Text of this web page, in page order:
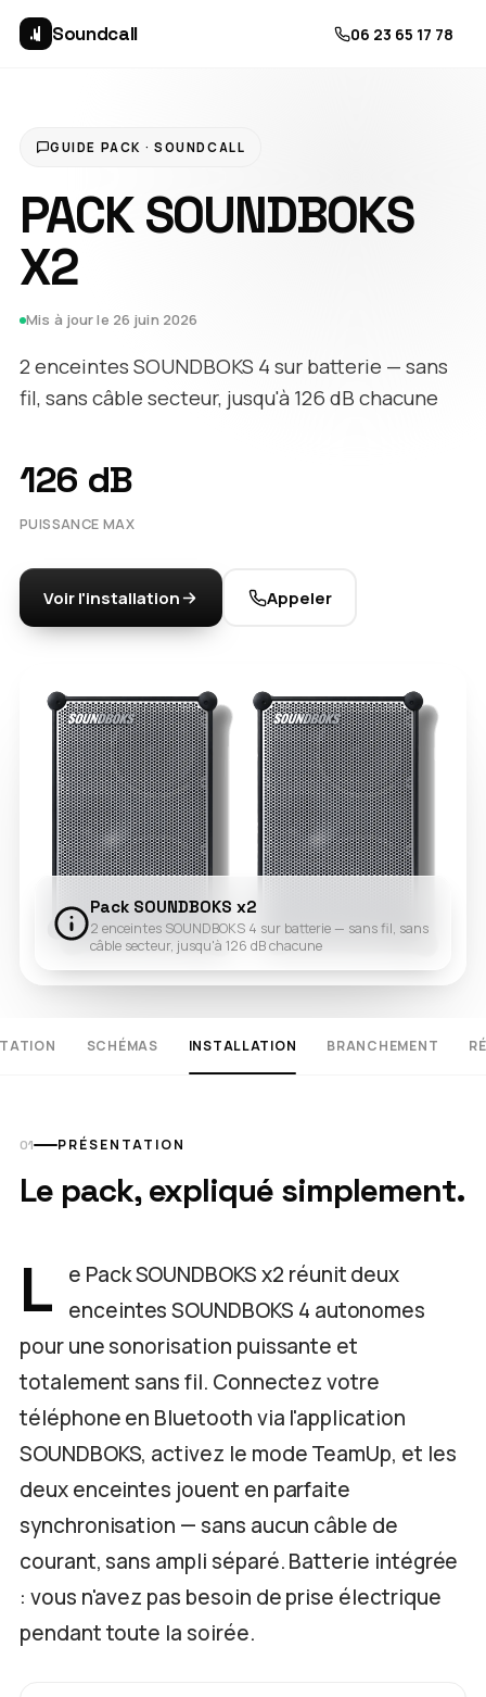
Soundcall 06 23 65 17 78
GUIDE PACK · SOUNDCALL
PACK SOUNDBOKS
X2
Mis à jour le 26 juin 2026
2 enceintes SOUNDBOKS 4 sur batterie — sans
fil, sans câble secteur, jusqu'à 126 dB chacune
126 dB
PUISSANCE MAX
Voir l'installation Appeler
Pack SOUNDBOKS x2
2 enceintes SOUNDBOKS 4 sur batterie — sans fil, sans
câble secteur, jusqu'à 126 dB chacune
SCHÉMAS INSTALLATION BRANCHEMENT
PRÉSENTATION
Le pack, expliqué simplement.
L
e Pack SOUNDBOKS x2 réunit deux
enceintes SOUNDBOKS 4 autonomes
pour une sonorisation puissante et
totalement sans fil. Connectez votre
téléphone en Bluetooth via l'application
SOUNDBOKS, activez le mode TeamUp, et les
deux enceintes jouent en parfaite
synchronisation — sans aucun câble de
courant, sans ampli séparé. Batterie intégrée
: vous n'avez pas besoin de prise électrique
pendant toute la soirée.